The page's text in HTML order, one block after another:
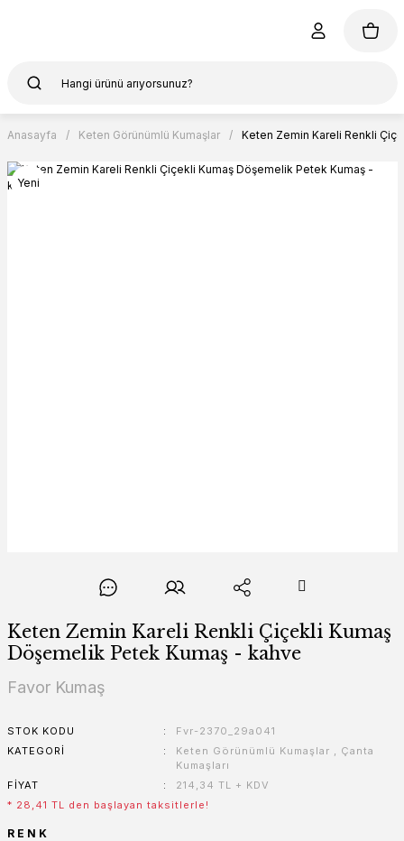
Anasayfa Keten Görünümlü Kumaşlar Keten Zemin Kareli Renkli
Yeni
Keten Zemin Kareli Renkli Çiçekli Kumaş
Döşemelik Petek Kumaş - kahve
Favor Kumaş
STOK KODU
Fvr-2370_29a041
KATEGORI
Keten Görünümlü Kumaşlar , Çanta
Kumaşları
FIYAT
214,34 TL + KDV
* 28,41 TL den başlayan taksitlerle!
RENK